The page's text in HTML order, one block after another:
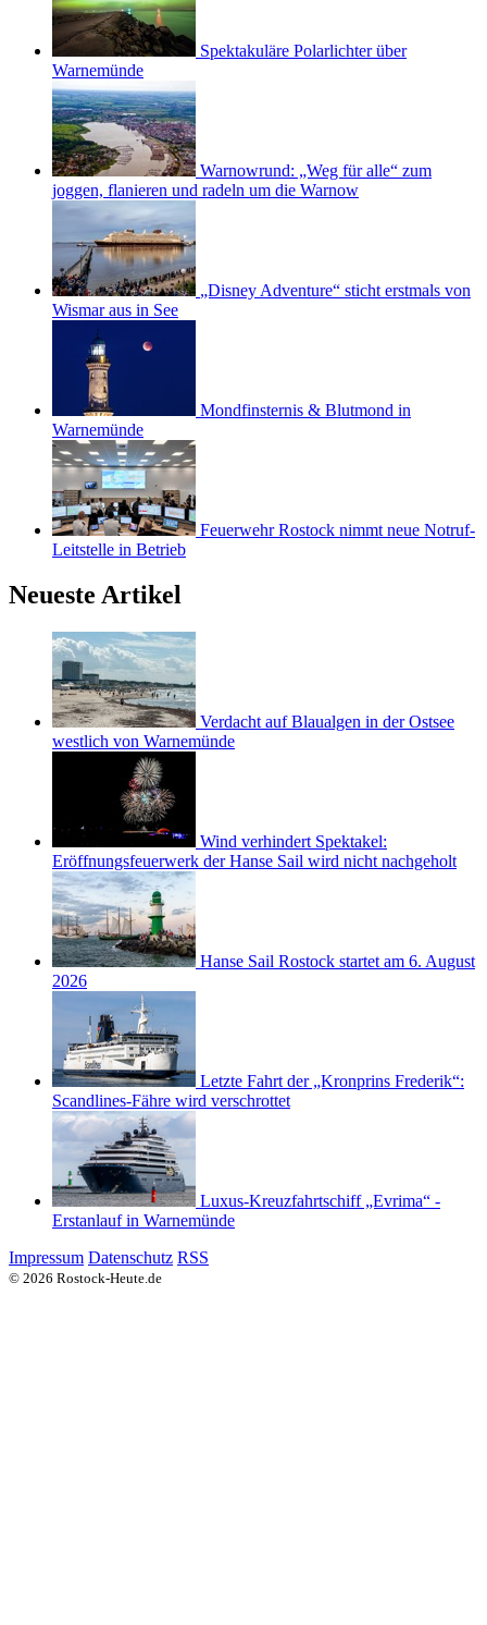
Spektakuläre Polarlichter über
Warnemünde
Warnowrund: „Weg für alle“ zum
joggen, flanieren und radeln um die Warnow
„Disney Adventure“ sticht erstmals von
Wismar aus in See
Mondfinsternis & Blutmond in
Warnemünde
Feuerwehr Rostock nimmt neue Notruf-
Leitstelle in Betrieb
Neueste Artikel
Verdacht auf Blaualgen in der Ostsee
westlich von Warnemünde
Wind verhindert Spektakel:
Eröffnungsfeuerwerk der Hanse Sail wird nicht nachgeholt
Hanse Sail Rostock startet am 6. August
2026
Letzte Fahrt der „Kronprins Frederik“:
Scandlines-Fähre wird verschrottet
Luxus-Kreuzfahrtschiff „Evrima“ -
Erstanlauf in Warnemünde
Impressum Datenschutz RSS
© 2026 Rostock-Heute.de